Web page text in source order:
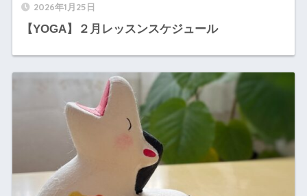
2026年1月25日
【YOGA】２月レッスンスケジュール